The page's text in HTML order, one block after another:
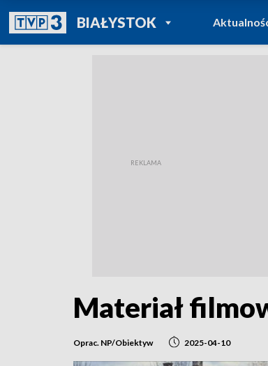
BIAŁYSTOKPOWRÓT DO
TVP REGIONY
Materiał
Oprac. NP/Obiektyw 2025-04-10